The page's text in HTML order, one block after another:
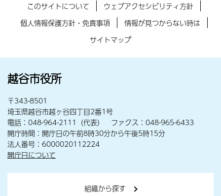
このサイトについて
ウェブアクセシビリティ方針
個人情報保護方針・免責事項
情報が見つからない時は
サイトマップ
越谷市役所
〒343-8501
埼玉県越谷市越ヶ谷四丁目2番1号
電話：048-964-2111（代表） ファクス：048-965-6433
開庁時間：開庁日の午前8時30分から午後5時15分
法人番号：6000020112224
開庁日について
組織から探す